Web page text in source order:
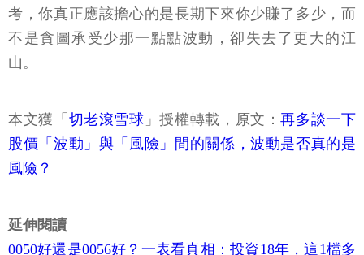
考，你真正應該擔心的是長期下來你少賺了多少，而
不是貪圖承受少那一點點波動，卻失去了更大的江
山。
本文獲「 切老滾雪球 」授權轉載，原文：再多談一下
股價「波動」與「風險」間的關係，波動是否真的是
風險？
延伸閱讀
0050好還是0056好？一表看真相：投資18年，這1檔多